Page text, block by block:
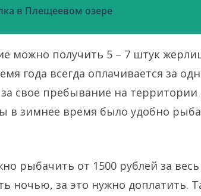
в Плещеевом озере
можно получить 5 – 7 штук
года всегда оплачивается за
свое пребывание на
в зимнее время было удобно
рыбачить от 1500 рублей за весь
ночью, за это нужно доплатить.